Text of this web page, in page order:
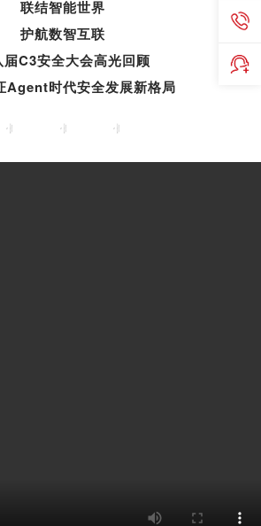
联结智能世界
护航数智互联
届C3安全大会高光回顾
Agent时代安全发展新格局